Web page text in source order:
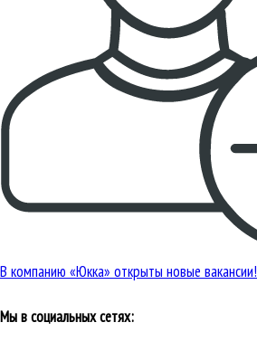
В компанию «Юкка» открыты новые вакансии!
Мы в социальных сетях: